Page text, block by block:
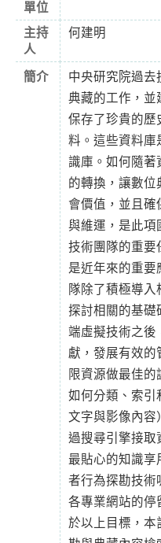
單位
主持
人
何建明
簡介
中央研究院過去
典藏的工作，並
保存了珍貴的歷
料。這些資料庫
識庫。如何隨著
的轉換，讓數位
會價值，並且確
與維運，是此項
技術團隊的重要
是近年來的重要
隊除了積極導
探討相關的基礎
端虛擬技術之後
獻，發展有效的
限資源做最佳
如何分類、索引
文字與影像內容
過搜尋引擎接取
最貼心的知識享
者行為探勘技術
各專業網站的停
於以上目標，本